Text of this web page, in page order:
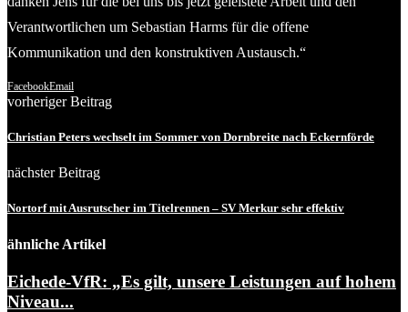
Verantwortlichen um Sebastian Harms für die offene
Kommunikation und den konstruktiven Austausch.“
FacebookEmail
vorheriger Beitrag
Christian Peters wechselt im Sommer von Dornbreite nach Eckernförde
nächster Beitrag
Nortorf mit Ausrutscher im Titelrennen – SV Merkur sehr effektiv
ähnliche Artikel
Eichede-VfR: „Es gilt, unsere Leistungen auf hohem
Niveau...